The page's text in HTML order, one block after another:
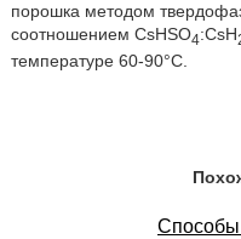
порошка методом
соотношением CsHSO4:CsH
температуре 60-90°C.
Способы